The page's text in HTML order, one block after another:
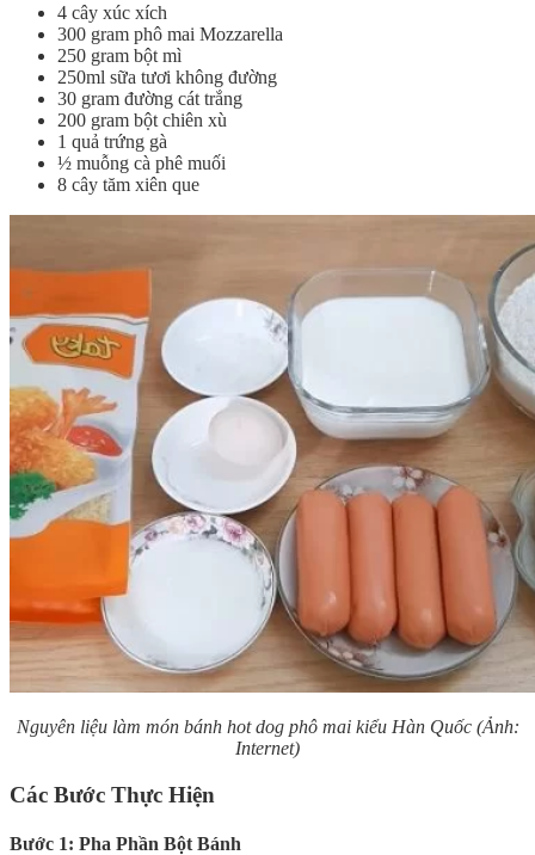
4 cây xúc xích
300 gram phô mai Mozzarella
250 gram bột mì
250ml sữa tươi không đường
30 gram đường cát trắng
200 gram bột chiên xù
1 quả trứng gà
½ muỗng cà phê muối
8 cây tăm xiên que
Nguyên liệu làm món bánh hot dog phô mai kiểu Hàn Quốc (Ảnh:
Internet)
Các Bước Thực Hiện
Bước 1: Pha Phần Bột Bánh